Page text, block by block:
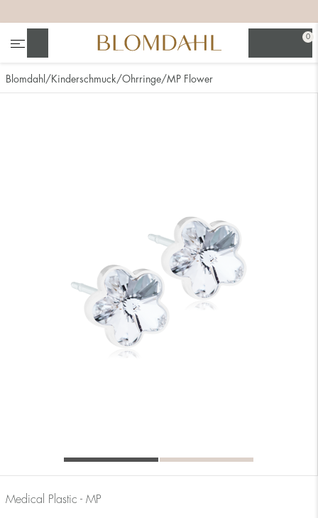
0
Blomdahl Kinderschmuck Ohrringe MP Flower
Medical Plastic - MP